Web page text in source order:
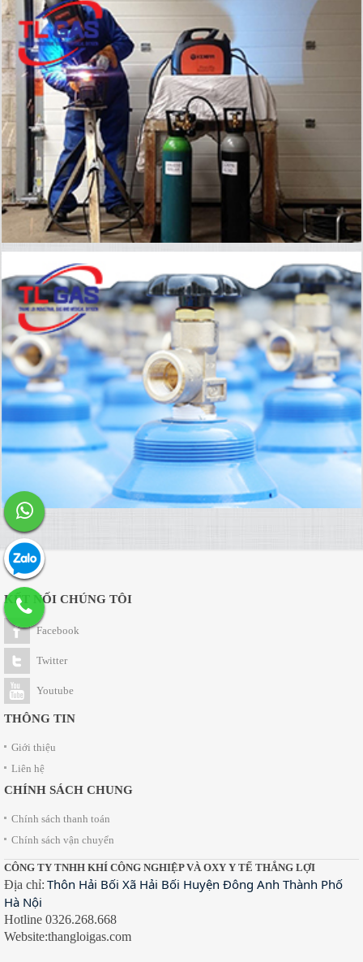
KẾT NỐI CHÚNG TÔI
Facebook
Twitter
Youtube
THÔNG TIN
Giới thiệu
Liên hệ
CHÍNH SÁCH CHUNG
Chính sách thanh toán
Chính sách vận chuyển
CÔNG TY TNHH KHÍ CÔNG NGHIỆP VÀ OXY Y TẾ THẮNG LỢI
Địa chỉ: Thôn Hải Bối Xã Hải Bối Huyện Đông Anh Thành Phố
Hà Nội
Hotline 0326.268.668
Website:thangloigas.com